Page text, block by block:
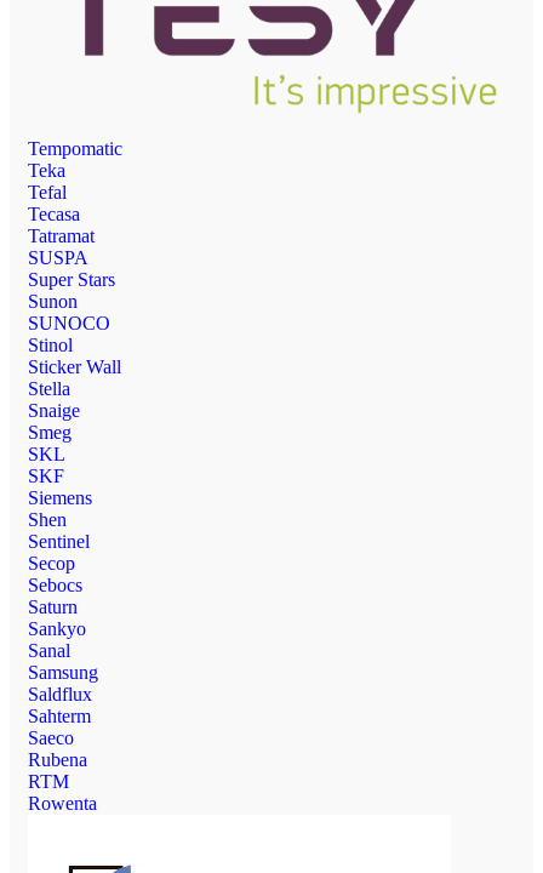
Tempomatic
Teka
Tefal
Tecasa
Tatramat
SUSPA
Super Stars
Sunon
SUNOCO
Stinol
Sticker Wall
Stella
Snaige
Smeg
SKL
SKF
Siemens
Shen
Sentinel
Secop
Sebocs
Saturn
Sankyo
Sanal
Samsung
Saldflux
Sahterm
Saeco
Rubena
RTM
Rowenta